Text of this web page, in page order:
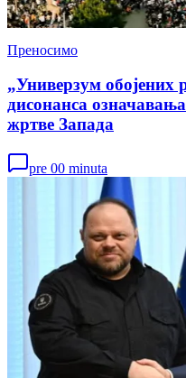
Преносимо
„Универзум обојених
дисонанса
жртве Запада
pre 00 minuta